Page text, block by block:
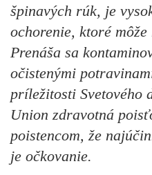
špinavých rúk, je
ochorenie, ktoré môže
Prenáša sa
očistenými
príležitosti Svetového
Union zdravotná
poistencom, že
je očkovanie.